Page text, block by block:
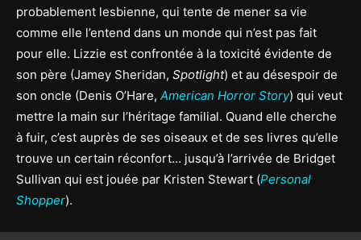
probablement lesbienne, qui tente de mener sa vie
comme elle l’entend dans un monde qui n’est pas fait
pour elle. Lizzie est confrontée à la toxicité évidente de
son père (Jamey Sheridan, Spotlight) et au désespoir de
son oncle (Denis O’Hare, American Horror Story) qui veut
mettre la main sur l’héritage familial. Quand elle cherche
à fuir, c’est auprès de ses oiseaux et de ses livres qu’elle
trouve un certain réconfort… jusqu’à l’arrivée de Bridget
Sullivan qui est jouée par Kristen Stewart (Personal
Shopper).